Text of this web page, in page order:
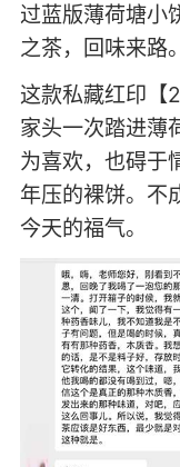
过蓝版薄荷塘小
之茶，回味来路。
这款私藏红印【
家头一次踏进薄
为喜欢，也碍于
年压的裸饼。不
今天的福气。